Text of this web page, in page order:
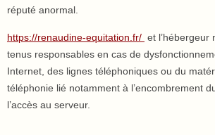
réputé anormal.
https://renaudine-equitation.fr/ et l’hébergeur
tenus responsables en cas de
Internet, des lignes téléphoniques ou du
téléphonie lié notamment à l’encombrement
l’accès au serveur.